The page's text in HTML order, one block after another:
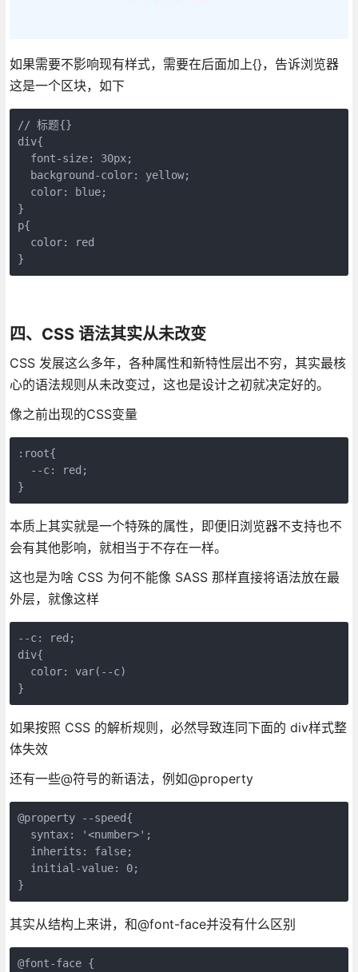
如果需要不影响现有样式，需要在后面加上{}，告诉浏览器
这是一个区块，如下
// 标题{}
div{
  font-size: 30px;
  background-color: yellow;
  color: blue;
}
p{
  color: red
}
四、CSS 语法其实从未改变
CSS 发展这么多年，各种属性和新特性层出不穷，其实最核
心的语法规则从未改变过，这也是设计之初就决定好的。
像之前出现的CSS变量
:root{
  --c: red;
}
本质上其实就是一个特殊的属性，即便旧浏览器不支持也不
会有其他影响，就相当于不存在一样。
这也是为啥 CSS 为何不能像 SASS 那样直接将语法放在最
外层，就像这样
--c: red;
div{
  color: var(--c)
}
如果按照 CSS 的解析规则，必然导致连同下面的 div样式整
体失效
还有一些@符号的新语法，例如@property
@property --speed{
  syntax: '<number>';
  inherits: false;
  initial-value: 0;
}
其实从结构上来讲，和@font-face并没有什么区别
@font-face {